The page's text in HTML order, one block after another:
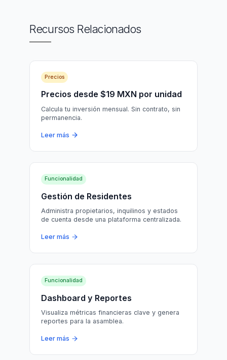
Recursos Relacionados
Precios
Precios desde $19 MXN por unidad
Calcula tu inversión mensual. Sin contrato, sin
permanencia.
Leer más
Funcionalidad
Gestión de Residentes
Administra propietarios, inquilinos y estados
de cuenta desde una plataforma centralizada.
Leer más
Funcionalidad
Dashboard y Reportes
Visualiza métricas financieras clave y genera
reportes para la asamblea.
Leer más